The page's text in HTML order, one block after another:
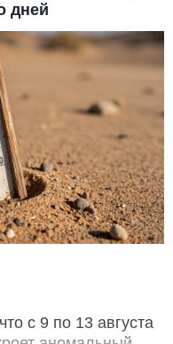
дней
с 9 по 13 августа